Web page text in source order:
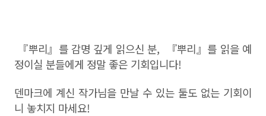
『뿌리』를 감명 깊게 읽으신 분,
『뿌리』를 읽을 예
정이실 분들에게 정말 좋은 기회입니다!
덴마크에 계신 작가님을 만날 수 있는 둘도 없는 기회이
니 놓치지 마세요!